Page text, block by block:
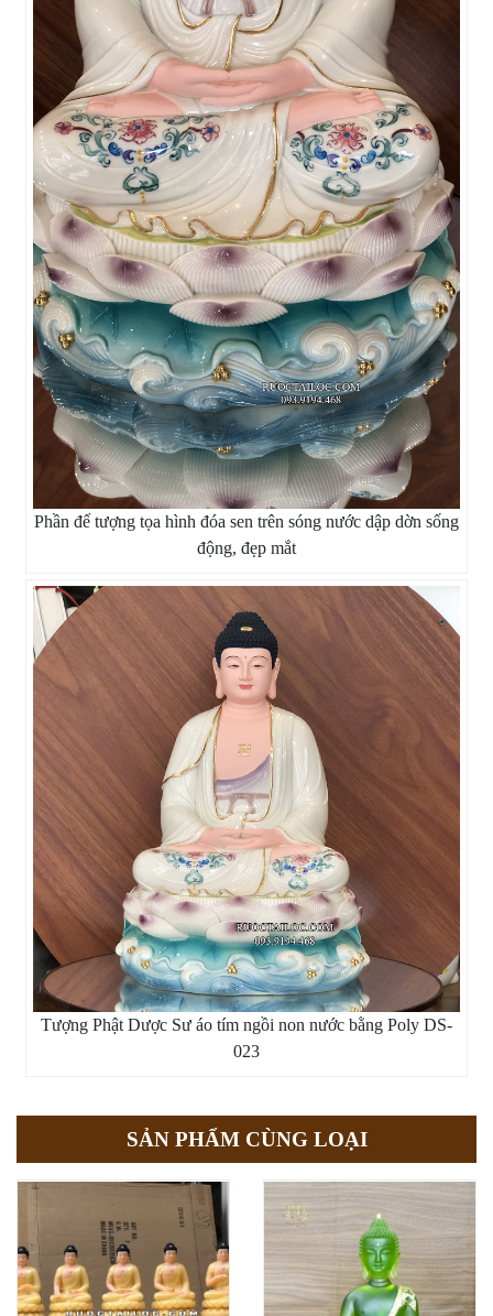
Phần đế tượng tọa hình đóa sen trên sóng nước dập dờn sống
động, đẹp mắt
Tượng Phật Dược Sư áo tím ngồi non nước bằng Poly DS-
023
SẢN PHẨM CÙNG LOẠI